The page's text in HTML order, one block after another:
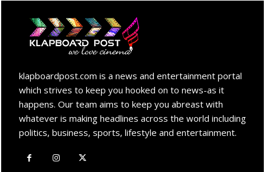
klapboardpost.com is a news and entertainment portal
which strives to keep you hooked on to news-as it
happens. Our team aims to keep you abreast with
whatever is making headlines across the world including
politics, business, sports, lifestyle and entertainment.